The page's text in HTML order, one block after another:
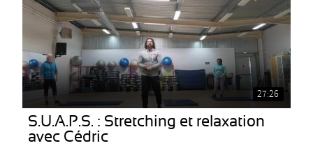
27:26
S.U.A.P.S. : Stretching et relaxation
avec Cédric